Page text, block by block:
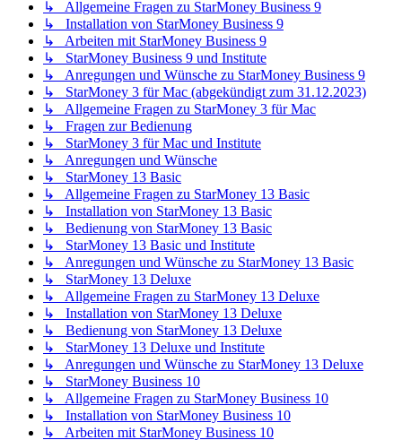
↳ Allgemeine Fragen zu StarMoney Business 9
↳ Installation von StarMoney Business 9
↳ Arbeiten mit StarMoney Business 9
↳ StarMoney Business 9 und Institute
↳ Anregungen und Wünsche zu StarMoney Business 9
↳ StarMoney 3 für Mac (abgekündigt zum 31.12.2023)
↳ Allgemeine Fragen zu StarMoney 3 für Mac
↳ Fragen zur Bedienung
↳ StarMoney 3 für Mac und Institute
↳ Anregungen und Wünsche
↳ StarMoney 13 Basic
↳ Allgemeine Fragen zu StarMoney 13 Basic
↳ Installation von StarMoney 13 Basic
↳ Bedienung von StarMoney 13 Basic
↳ StarMoney 13 Basic und Institute
↳ Anregungen und Wünsche zu StarMoney 13 Basic
↳ StarMoney 13 Deluxe
↳ Allgemeine Fragen zu StarMoney 13 Deluxe
↳ Installation von StarMoney 13 Deluxe
↳ Bedienung von StarMoney 13 Deluxe
↳ StarMoney 13 Deluxe und Institute
↳ Anregungen und Wünsche zu StarMoney 13 Deluxe
↳ StarMoney Business 10
↳ Allgemeine Fragen zu StarMoney Business 10
↳ Installation von StarMoney Business 10
↳ Arbeiten mit StarMoney Business 10